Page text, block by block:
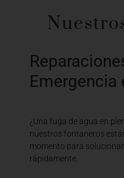
Emergencia
¿Una fuga de agua en
nuestros fontaneros
momento para
rápidamente.